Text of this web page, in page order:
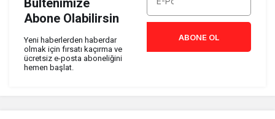
Bültenimize
Abone Olabilirsin
Yeni haberlerden haberdar
olmak için fırsatı kaçırma ve
ücretsiz e-posta aboneliğini
hemen başlat.
ABONE OL